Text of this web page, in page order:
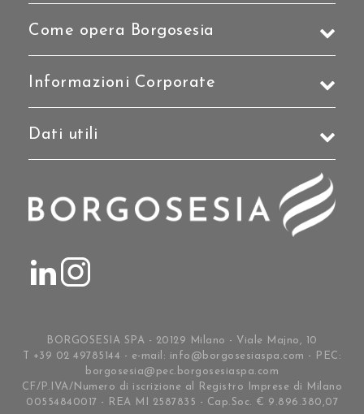
Come opera Borgosesia
Informazioni Corporate
Dati utili
BORGOSESIA SPA - 20129 Milano - Viale Majno, 10
T +39 02 49785144 - e-mail: info@borgosesiaspa.com - PEC:
borgosesia@pec.borgosesiaspa.com
CF/P.IVA/Numero di iscrizione al Registro Imprese di Milano
00554840017 - REA MI 2587835 - Cap.Soc. € 9.896.380,07